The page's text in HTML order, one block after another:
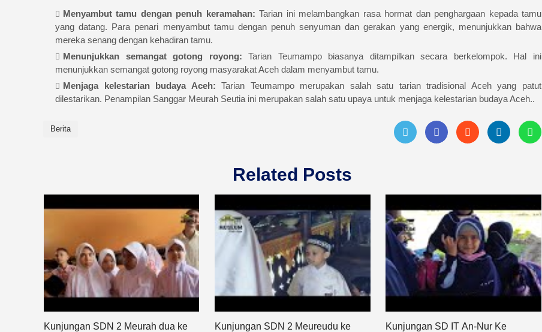
Menyambut tamu dengan penuh keramahan: Tarian ini melambangkan rasa hormat dan penghargaan kepada tamu
yang datang. Para penari menyambut tamu dengan penuh senyuman dan gerakan yang energik, menunjukkan bahwa
mereka senang dengan kehadiran tamu.
Menunjukkan semangat gotong royong: Tarian Teumampo biasanya ditampilkan secara berkelompok. Hal ini
menunjukkan semangat gotong royong masyarakat Aceh dalam menyambut tamu.
Menjaga kelestarian budaya Aceh: Tarian Teumampo merupakan salah satu tarian tradisional Aceh yang patut
dilestarikan. Penampilan Sanggar Meurah Seutia ini merupakan salah satu upaya untuk menjaga kelestarian budaya Aceh..
Berita
Related Posts
Kunjungan SDN 2 Meurah dua ke
Kunjungan SDN 2 Meureudu ke
Kunjungan SD IT An-Nur Ke